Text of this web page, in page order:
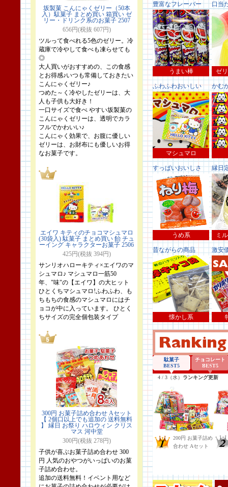
坂製菓 こんにゃくゼリー（50本
入）駄菓子 まとめ買い 箱買い ゼ
リー・ドリンク系のお菓子 2507
656円(税抜 607円)
ツルって食べれる5色のゼリー。冷
蔵庫で冷やして食べも凍らせても
◎
大人買いがおすすめの、この食感
とお得感♪いつも常備しておきたい
こんにゃくゼリー♪
つめた～く冷やしたゼリーは、大
人も子供も大好き！
一口サイズで食べ やすい坂製菓の
こんにゃくゼリーは、透明でカラ
フルでかわいい♪
こんにゃく効果で、お腹に優しい
ゼリーは、お財布にも優しいお得
なお菓子です。
エイワ キティのチョコマシュマロ
(30袋入) 駄菓子 まとめ買い 飴 チュ
ーイング キャラクターお菓子 2506
425円(税抜 394円)
サンリオハローキティ×エイワのマ
シュマロ♪ マシュマロ一筋50
年、"味"の【エイワ】の大ヒット
ひとくちマシュマロ!ふわふわ、も
ちもちの食感のマシュマロにはチ
ョコが中に入っています。 ひとく
ちサイズの完全個包装タイプ
300円 お菓子詰め合わせ Aセット
【 2個口以上でも追加の 送料無料
】 縁日 お祭り ハロウィン クリス
マス 河中堂
300円(税抜 278円)
子供が喜ぶお菓子詰め合わせ 300
円 人気のおやつがいっぱいのお菓
子詰め合わせ。
追加の送料無料！イベント用など
豊富なフレーバー
うまい棒
口当
ゼ
ふわふわおいしい
マシュマロ
かむ
すっぱいおいしさ
うめ系
縁日
ミ
昔ながらの商品
懐かし系
激安